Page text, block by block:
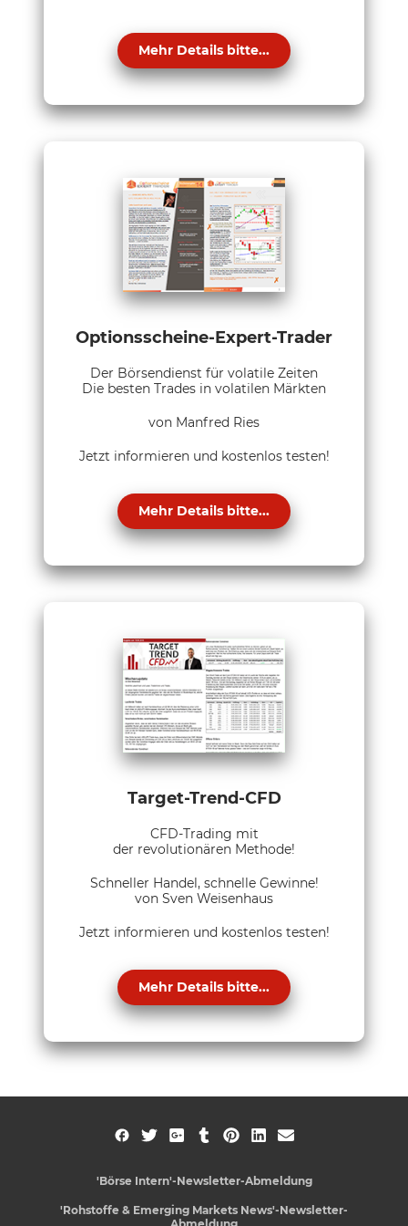
Mehr Details bitte...
Optionsscheine-Expert-Trader
Der Börsendienst für volatile Zeiten
Die besten Trades in volatilen Märkten
von Manfred Ries
Jetzt informieren und kostenlos testen!
Mehr Details bitte...
Target-Trend-CFD
CFD-Trading mit
der revolutionären Methode!
Schneller Handel, schnelle Gewinne!
von Sven Weisenhaus
Jetzt informieren und kostenlos testen!
Mehr Details bitte...
'Börse Intern'-Newsletter-Abmeldung
'Rohstoffe & Emerging Markets News'-Newsletter-